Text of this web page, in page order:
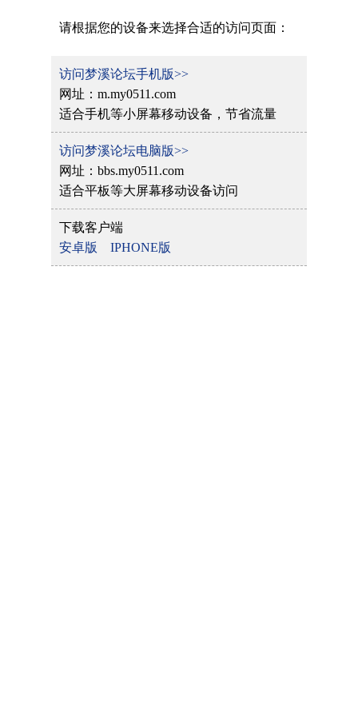
请根据您的设备来选择合适的访问页面：
访问梦溪论坛手机版>>
网址：m.my0511.com
适合手机等小屏幕移动设备，节省流量
访问梦溪论坛电脑版>>
网址：bbs.my0511.com
适合平板等大屏幕移动设备访问
下载客户端
安卓版
IPHONE版